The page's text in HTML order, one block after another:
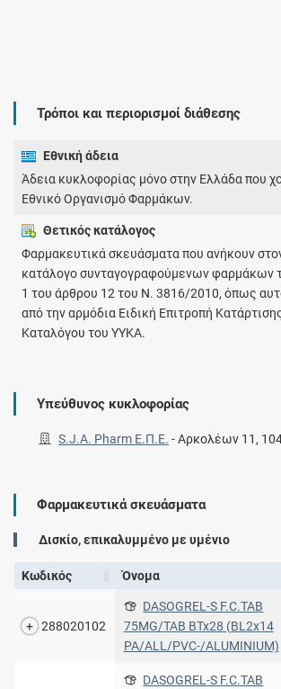
Τρόποι και περιορισμοί διάθεσης
Εθνική άδεια
Άδεια κυκλοφορίας μόνο στην Ελλάδα που
Εθνικό Οργανισμό Φαρμάκων.
Θετικός κατάλογος
Φαρμακευτικά σκευάσματα που ανήκουν
κατάλογο συνταγογραφούμενων φαρμάκων
1 του άρθρου 12 του Ν. 3816/2010, όπως
από την αρμόδια Ειδική Επιτροπή
Καταλόγου του ΥΥΚΑ.
Υπεύθυνος κυκλοφορίας
S.J.A. Pharm Ε.Π.Ε. -Αρκολέων 11,
Φαρμακευτικά σκευάσματα
Δισκίο, επικαλυμμένο με υμένιο
Κωδικός Όνομα
288020102
DASOGREL-S F.C.TAB
75MG/TAB BTx28 (BL2x14
PA/ALL/PVC-/ALUMINIUM)
DASOGREL-S F.C.TAB